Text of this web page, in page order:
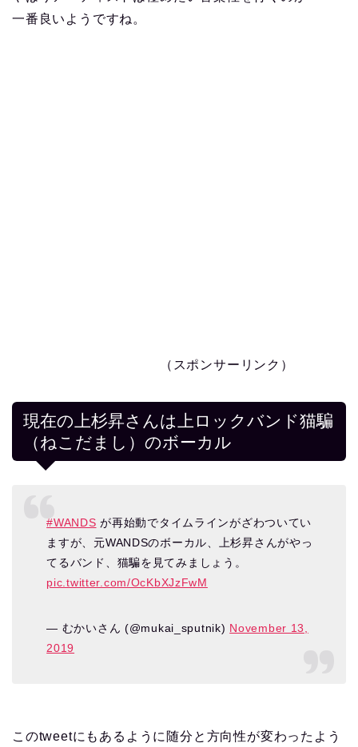
一番良いようですね。
（スポンサーリンク）
現在の上杉昇さんは上ロックバンド猫騙
（ねこだまし）のボーカル
#WANDS が再始動でタイムラインがざわついてい
ますが、元WANDSのボーカル、上杉昇さんがやっ
てるバンド、猫騙を見てみましょう。
pic.twitter.com/OcKbXJzFwM
— むかいさん (@mukai_sputnik) November 13,
2019
このtweetにもあるように随分と方向性が変わったよう